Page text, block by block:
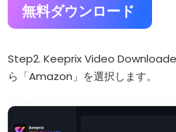
無料ダウンロード
Step2. Keeprix Video
ら「Amazon」を選択します。